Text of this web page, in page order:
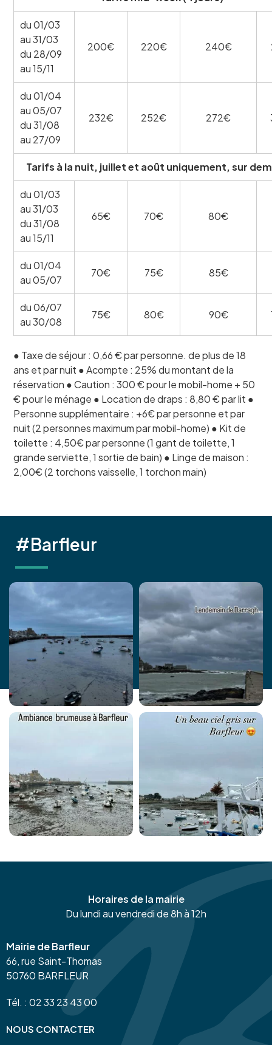
du 01/03
au 31/03
du 28/09
au 15/11
200€ 220€ 240€
du 01/04
au 05/07
du 31/08
au 27/09
232€ 252€ 272€
Tarifs à la nuit, juillet et août uniquement, sur
du 01/03
au 31/03
du 31/08
au 15/11
65€ 70€ 80€
du 01/04
au 05/07
70€ 75€ 85€
du 06/07
au 30/08
75€ 80€ 90€
● Taxe de séjour : 0,66 € par personne. de plus de 18
ans et par nuit ● Acompte : 25% du montant de la
réservation ● Caution : 300 € pour le mobil-home + 50
€ pour le ménage ● Location de draps : 8,80 € par lit ●
Personne supplémentaire : +6€ par personne et par
nuit (2 personnes maximum par mobil-home) ● Kit de
toilette : 4,50€ par personne (1 gant de toilette, 1
grande serviette, 1 sortie de bain) ● Linge de maison :
2,00€ (2 torchons vaisselle, 1 torchon main)
#Barfleur
Horaires de la mairie
Du lundi au vendredi de 8h à 12h
Mairie de Barfleur
66, rue Saint-Thomas
50760 BARFLEUR
Tél. : 02 33 23 43 00
NOUS CONTACTER